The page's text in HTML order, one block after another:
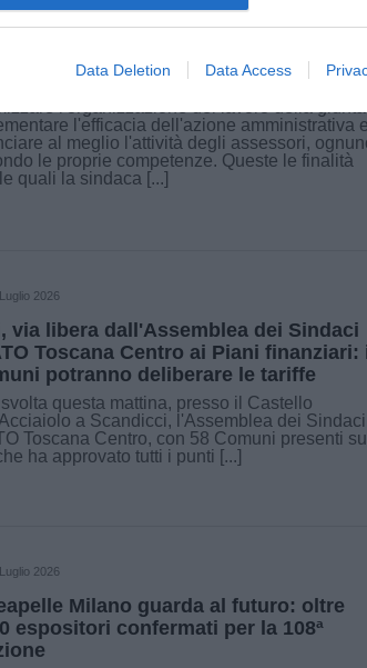
Data Deletion Data Access
le deleghe in giunta a
l'efficacia dell'azione amministrativa e
al meglio l'attività degli assessori,
le proprie competenze. Queste le finalità
quali la sindaca [...]
2026
via libera dall'Assemblea dei Sindaci
Toscana Centro ai Piani finanziari:
potranno deliberare le tariffe
questa mattina, presso il Castello
a Scandicci, l'Assemblea dei Sindaci
Toscana Centro, con 58 Comuni presenti su
ha approvato tutti i punti [...]
2026
Milano guarda al futuro: oltre
espositori confermati per la 108ª